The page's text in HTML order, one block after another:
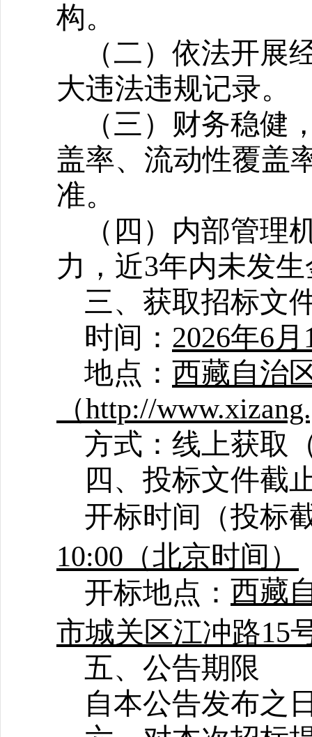
构。
（二）依法开展
大违法违规记录。
（三）财务稳健
盖率、流动性覆盖
准。
（四）内部管理
力，近3年内未发
三、获取招标文
时间： 2026年6月
地点： 西藏自治
（http://
方式：线上获取
四、投标文件截
开标时间（投标
10:00（北京时间）
开标地点： 西藏
市城关区江冲路15
五、公告期限
自本公告发布之